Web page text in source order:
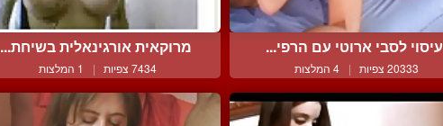
עיסוי לסבי ארוטי עם הרפי...
20333 צפיות | 4 המלצות
מרוקאית אורגינאלית בשיחת...
7434 צפיות | 1 המלצות